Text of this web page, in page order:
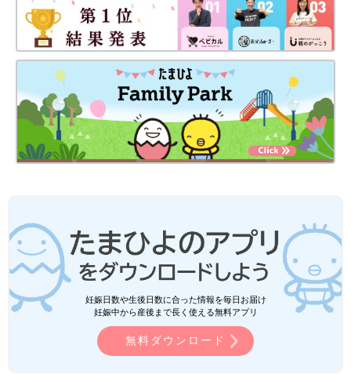
妊娠日数や生後日数に合った情報を毎日お届け
妊娠中から産後まで長く使える無料アプリ
無料ダウンロード